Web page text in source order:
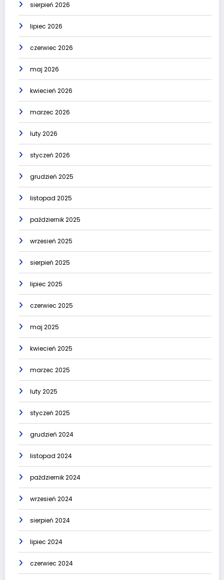
sierpień 2026
lipiec 2026
czerwiec 2026
maj 2026
kwiecień 2026
marzec 2026
luty 2026
styczeń 2026
grudzień 2025
listopad 2025
październik 2025
wrzesień 2025
sierpień 2025
lipiec 2025
czerwiec 2025
maj 2025
kwiecień 2025
marzec 2025
luty 2025
styczeń 2025
grudzień 2024
listopad 2024
październik 2024
wrzesień 2024
sierpień 2024
lipiec 2024
czerwiec 2024